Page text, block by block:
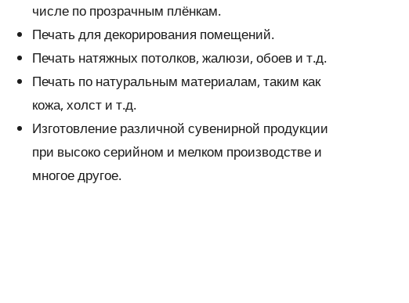
числе по прозрачным плёнкам.
Печать для декорирования помещений.
Печать натяжных потолков, жалюзи, обоев и т.д.
Печать по натуральным материалам, таким как
кожа, холст и т.д.
Изготовление различной сувенирной продукции
при высоко серийном и мелком производстве и
многое другое.